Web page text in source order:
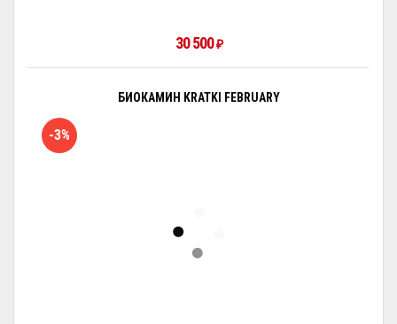
30 500₽
БИОКАМИН KRATKI FEBRUARY
-3%